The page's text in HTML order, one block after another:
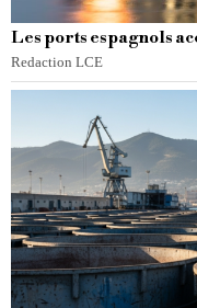
Les ports espagnols
Redaction LCE